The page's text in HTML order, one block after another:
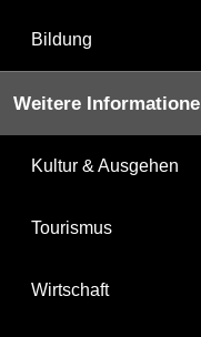
Bildung
Weitere
Kultur & Ausgehen
Tourismus
Wirtschaft